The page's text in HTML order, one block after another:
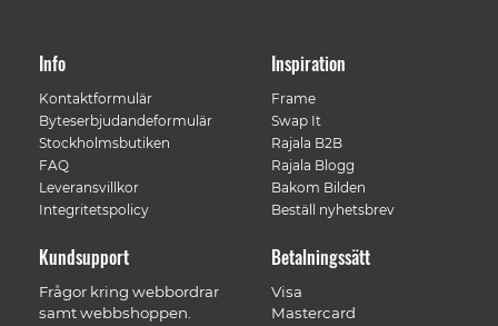
Info
Kontaktformulär
Byteserbjudandeformulär
Stockholmsbutiken
FAQ
Leveransvillkor
Integritetspolicy
Inspiration
Frame
Swap It
Rajala B2B
Rajala Blogg
Bakom Bilden
Beställ nyhetsbrev
Betalningssätt
Visa
Mastercard
Kundsupport
Frågor kring webbordrar
samt webbshoppen.